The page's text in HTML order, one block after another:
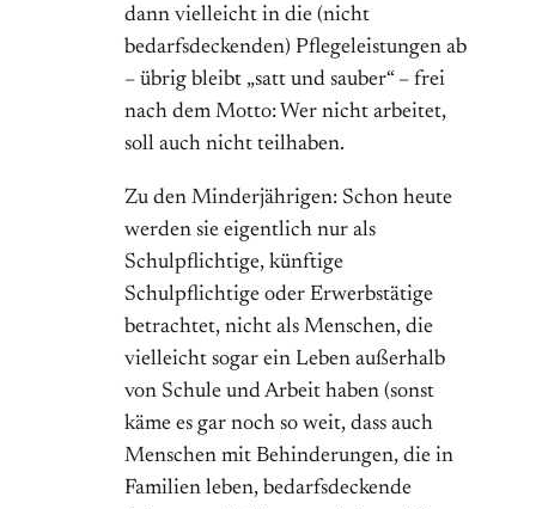
dann vielleicht in die (nicht
bedarfsdeckenden) Pflegeleistungen ab
– übrig bleibt „satt und sauber“ – frei
nach dem Motto: Wer nicht arbeitet,
soll auch nicht teilhaben.
Zu den Minderjährigen: Schon heute
werden sie eigentlich nur als
Schulpflichtige, künftige
Schulpflichtige oder Erwerbstätige
betrachtet, nicht als Menschen, die
vielleicht sogar ein Leben außerhalb
von Schule und Arbeit haben (sonst
käme es gar noch so weit, dass auch
Menschen mit Behinderungen, die in
Familien leben, bedarfsdeckende